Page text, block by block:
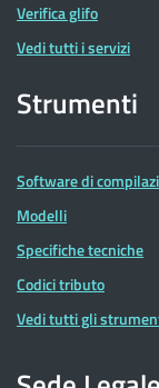
Verifica glifo
Vedi tutti i servizi
Strumenti
Software di
Modelli
Specifiche tecniche
Codici tributo
Vedi tutti gli